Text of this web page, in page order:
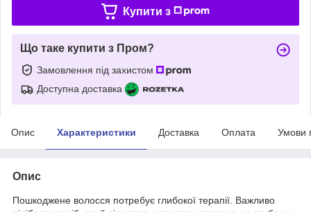
Купити з
Що таке купити з Пром?
Замовлення під захистом
Доступна доставка
Опис Характеристики Доставка Оплата Умови
Опис
Пошкоджене волосся потребує глибокої терапії. Важливо